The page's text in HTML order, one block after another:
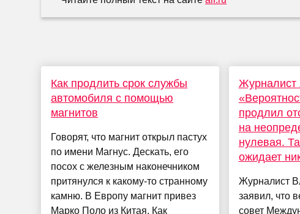
Как продлить срок службы
автомобиля с помощью
магнитов
Говорят, что магнит открыл пастух
по имени Магнус. Дескать, его
посох с железным наконечником
притянулся к какому-то странному
камню. В Европу магнит привез
Марко Поло из Китая. Как
Журналист
продлил
на
нулевая.
ожидает
Журналист
заявил, что
совет